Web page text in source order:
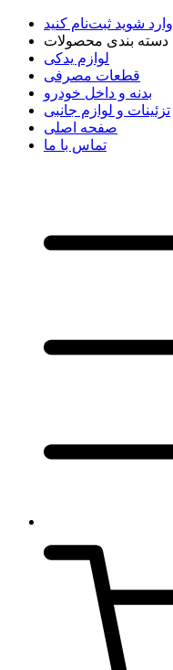
وارد شوید ثبت‌نام کنید
دسته بندی محصولات
لوازم یدکی
قطعات مصرفی
بدنه و داخل خودرو
تزئینات و لوازم جانبی
صفحه اصلی
تماس با ما